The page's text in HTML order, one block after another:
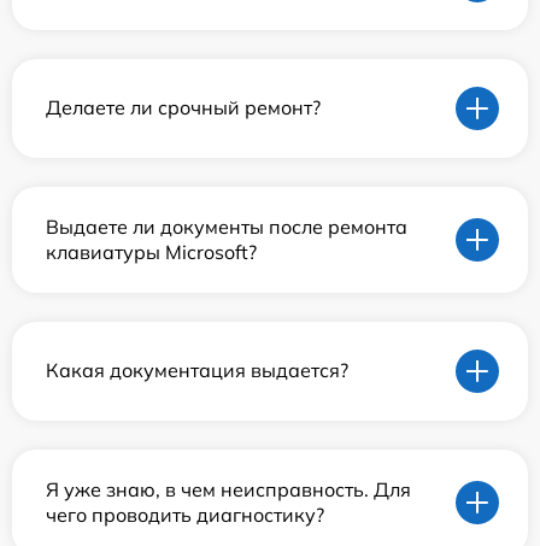
Делаете ли срочный ремонт?
Выдаете ли документы после ремонта
клавиатуры Microsoft?
Какая документация выдается?
Я уже знаю, в чем неисправность. Для
чего проводить диагностику?